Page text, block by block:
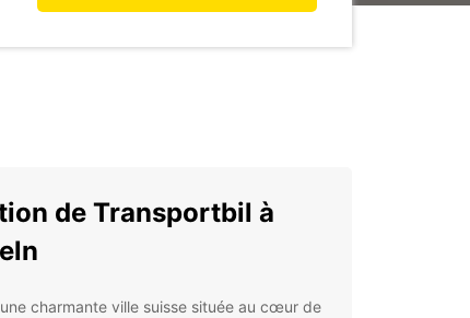
de Transportbil à
charmante ville suisse située au cœur de